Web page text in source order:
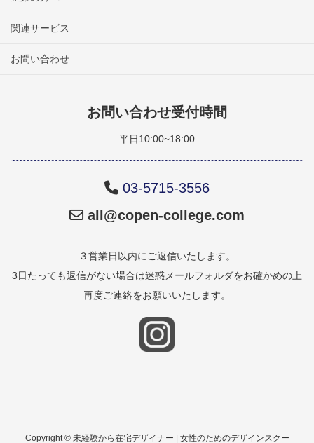
関連サービス
お問い合わせ
お問い合わせ受付時間
平日10:00~18:00
03-5715-3556
all@copen-college.com
３営業日以内にご返信いたします。
3日たっても返信がない場合は迷惑メールフォルダをお確かめの上
再度ご連絡をお願いいたします。
Copyright © 未経験から在宅デザイナー | 女性のためのデザインスクー